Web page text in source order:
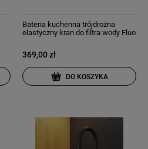
Bateria kuchenna trójdrożna
elastyczny kran do filtra wody Fluo
369,00 zł
DO KOSZYKA